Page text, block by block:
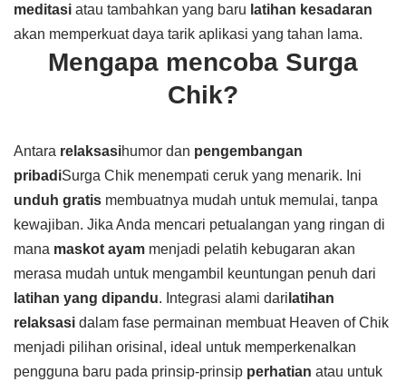
meditasi atau tambahkan yang baru latihan kesadaran
akan memperkuat daya tarik aplikasi yang tahan lama.
Mengapa mencoba Surga
Chik?
Antara relaksasihumor dan pengembangan
pribadiSurga Chik menempati ceruk yang menarik. Ini
unduh gratis membuatnya mudah untuk memulai, tanpa
kewajiban. Jika Anda mencari petualangan yang ringan di
mana maskot ayam menjadi pelatih kebugaran akan
merasa mudah untuk mengambil keuntungan penuh dari
latihan yang dipandu. Integrasi alami dari latihan
relaksasi dalam fase permainan membuat Heaven of Chik
menjadi pilihan orisinal, ideal untuk memperkenalkan
pengguna baru pada prinsip-prinsip perhatian atau untuk